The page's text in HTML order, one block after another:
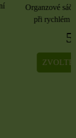
sáčky najdou
při rychlém zabalení
ZVOLTE